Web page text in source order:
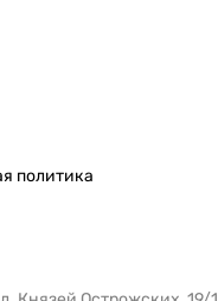
политика